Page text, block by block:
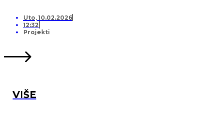
Uto, 10.02.2026
12:32
Projekti
VIŠE